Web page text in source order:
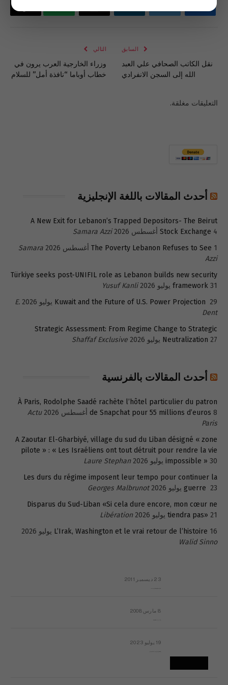
فيسبوك تويتر لينكدإن
البريد
واتساب Copy
السابق
نقل الكاتب الصحافي علي العبد
الله إلى السجن الانفرادي
التالي
وزراء الخارجية العرب يرون في
خطاب أوباما “نافذة أمل” للسلام
التعليقات مغلقة.
أحدث المقالات باللغة الإنجليزية
A New Exit for Lebanon’s Trapped Depositors- The Beirut
Stock Exchange 4 أغسطس 2026
Samara Azzi
The Poverty Lebanon Refuses to See 1 أغسطس 2026
Samara
Azzi
Türkiye seeks post-UNIFIL role as Lebanon builds new security
framework 31 يوليو 2026
Yusuf Kanli
Kuwait and the Future of U.S. Power Projection 29 يوليو 2026
E.
Dent
Strategic Assessment: From Regime Change to Strategic
Neutralization 27 يوليو 2026 Shaffaf Exclusive
أحدث المقالات بالفرنسية
À Paris, Rodolphe Saadé rachète l’hôtel particulier du patron
de Snapchat pour 55 millions d’euros 8 أغسطس 2026
Actu
Paris
A Zaoutar El-Gharbiyé, village du sud du Liban désigné « zone
pilote » : « Les Israéliens ont tout détruit pour rendre la vie
impossible » 30 يوليو 2026
Laure Stephan
Les durs du régime imposent leur tempo pour continuer la
guerre 23 يوليو 2026
Georges Malbrunot
Disparus du Sud-Liban «Si cela dure encore, mon cœur ne
tiendra pas» 21 يوليو 2026
Libération
L’Irak, Washington et le vrai retour de l’histoire 16 يوليو 2026
Walid Sinno
23 ديسمبر 2011
8 مارس 2008
19 يوليو 2023